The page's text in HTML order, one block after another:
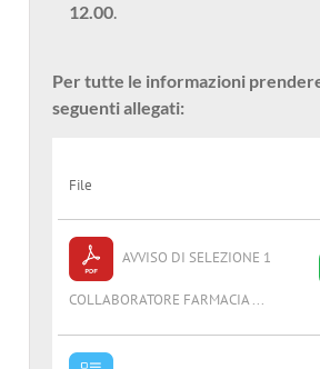
12.00.
Per tutte le informazioni
seguenti allegati:
File
AVVISO DI SELEZIONE 1
COLLABORATORE FARMACIA ...